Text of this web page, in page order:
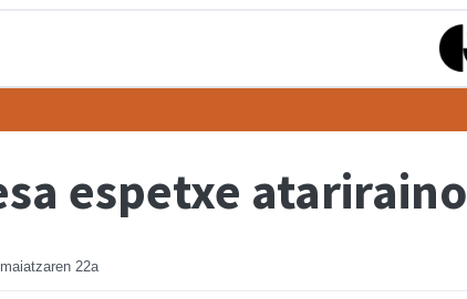
espetxe atariraino
22a